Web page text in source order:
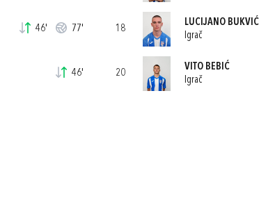
46' 77'
46'
18
LUCIJANO BUKVIĆ
Igrač
20
VITO BEBIĆ
Igrač